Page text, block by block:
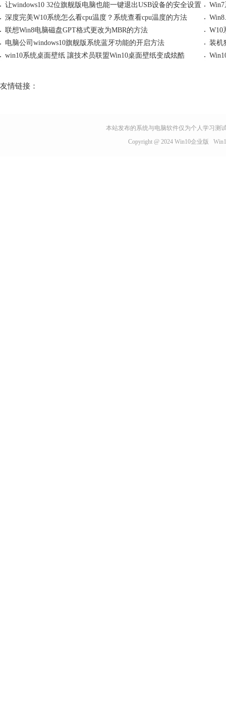
让windows10 32位旗舰版电脑也能一键退出USB设备的安全设置
深度完美W10系统怎么看cpu温度？系统查看cpu温度的方法
联想Win8电脑磁盘GPT格式更改为MBR的方法
电脑公司windows10旗舰版系统蓝牙功能的开启方法
装机
win10系统桌面壁纸 讓技术员联盟Win10桌面壁纸变成炫酷
友情链接：
本站发布的系统与电脑软件仅为个人学习测
Copyright @ 2024 Win10企业版